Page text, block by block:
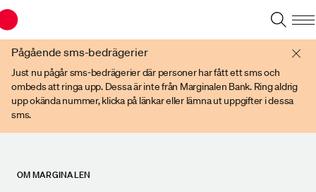
Pågående sms-bedrägerier
Just nu pågår sms-bedrägerier där personer har fått ett sms och
ombeds att ringa upp. Dessa är inte från Marginalen Bank. Ring aldrig
upp okända nummer, klicka på länkar eller lämna ut uppgifter i dessa
sms.
OM MARGINALEN
Du har en gammal webbläsare. Vänligen använd senare versioner av t ex